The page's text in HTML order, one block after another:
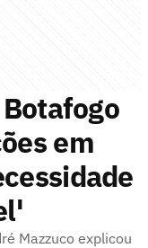
em
Mazzuco explicou